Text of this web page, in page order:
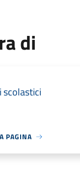
di
scolastici
PAGINA